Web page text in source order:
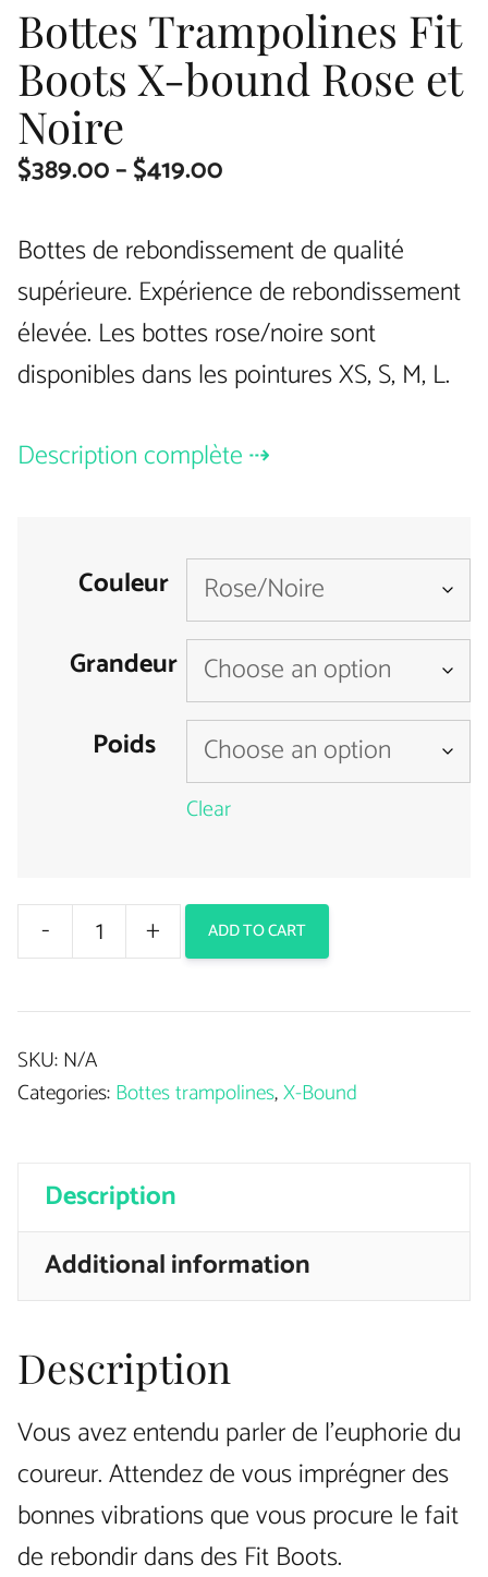
Bottes Trampolines Fit
Boots X-bound Rose et
Noire
$389.00–$419.00
$389.00
through
$419.00
Bottes de rebondissement de qualité
supérieure. Expérience de rebondissement
élevée. Les bottes rose/noire sont
disponibles dans les pointures XS, S, M, L.
Description complète
Couleur
Grandeur
Poids
Clear
-
Bottes
Boots
et
Noire
+ ADD TO CART
SKU:N/A
Categories:Bottes trampolines,X-Bound
Description
Additional information
Description
Vous avez entendu parler de l’euphorie du
coureur. Attendez de vous imprégner des
bonnes vibrations que vous procure le fait
de rebondir dans des Fit Boots.